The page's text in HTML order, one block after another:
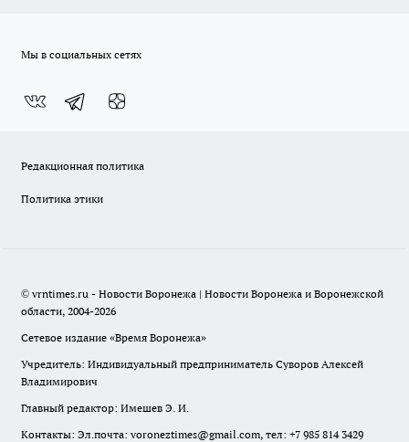
Мы в социальных сетях
Редакционная политика
Политика этики
© vrntimes.ru - Новости Воронежа | Новости Воронежа и Воронежской
области, 2004-2026
Сетевое издание «Время Воронежа»
Учредитель: Индивидуальный предприниматель Суворов Алексей
Владимирович
Главный редактор: Имешев Э. И.
Контакты: Эл.почта: voroneztimes@gmail.com, тел: +7 985 814 3429